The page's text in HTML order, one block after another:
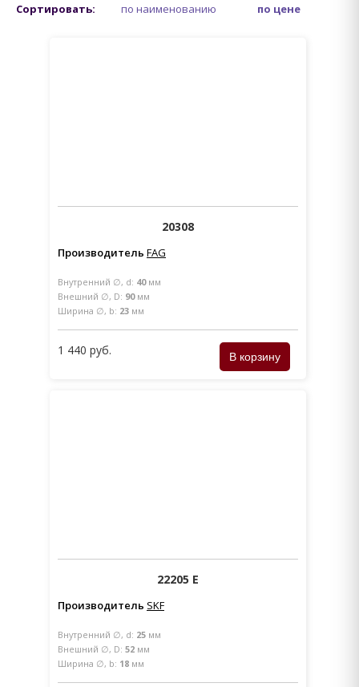
Сортировать: по наименованию по цене
20308
Производитель FAG
Внутренний ∅, d: 40мм
Внешний ∅, D: 90мм
Ширина ∅, b: 23 мм
1 440 руб.
22205 E
Производитель SKF
Внутренний ∅, d: 25 мм
Внешний ∅, D: 52 мм
Ширина ∅, b: 18 мм